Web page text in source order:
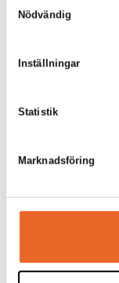
Nödvändig
Inställningar
Statistik
Marknadsföring
375m
400-600 personer